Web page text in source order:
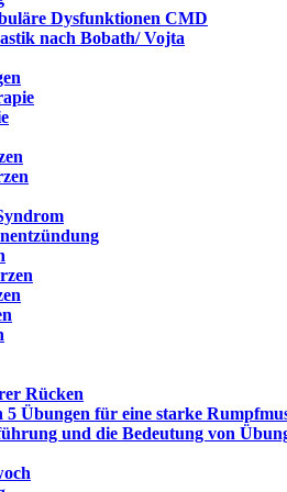
Dysfunktionen CMD
nach Bobath/ Vojta
Rücken
5 Übungen für eine starke
und die Bedeutung von